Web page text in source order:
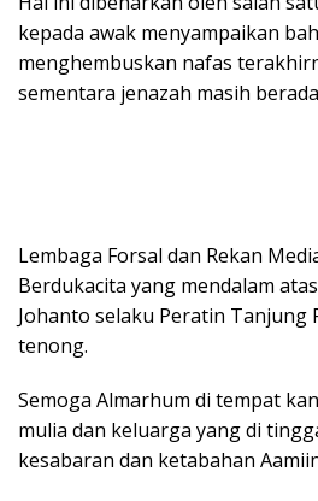
kepada awak menyampaikan
menghembuskan nafas
sementara jenazah masih
Lembaga Forsal dan Rekan
Berdukacita yang mendalam
Johanto selaku Peratin Tanjung
tenong.
Semoga Almarhum di tempat
mulia dan keluarga yang di
kesabaran dan ketabahan